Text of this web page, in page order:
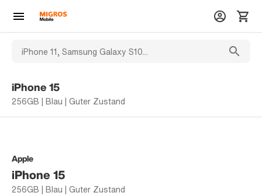
iPhone 15
256GB | Blau | Guter Zustand
Apple
iPhone 15
256GB | Blau | Guter Zustand